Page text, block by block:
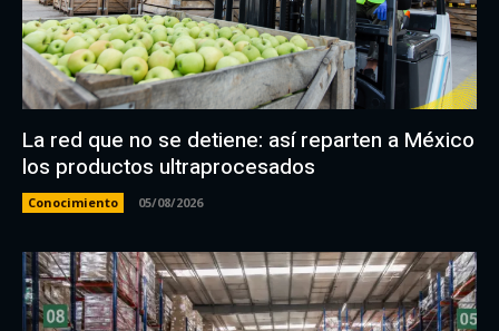
La red que no se detiene: así reparten a México
los productos ultraprocesados
Conocimiento 05/08/2026